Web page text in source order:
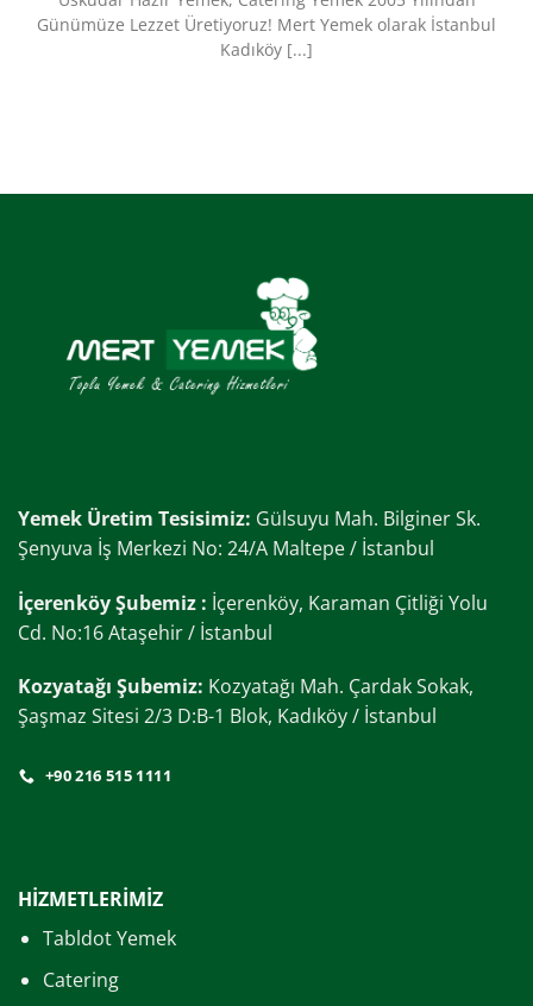
Günümüze Lezzet Üretiyoruz!​ Mert Yemek olarak İstanbul
Kadıköy [...]
Yemek Üretim Tesisimiz: Gülsuyu Mah. Bilginer Sk.
Şenyuva İş Merkezi No: 24/A Maltepe / İstanbul
İçerenköy Şubemiz : İçerenköy, Karaman Çitliği Yolu
Cd. No:16 Ataşehir / İstanbul
Kozyatağı Şubemiz: Kozyatağı Mah. Çardak Sokak,
Şaşmaz Sitesi 2/3 D:B-1 Blok, Kadıköy / İstanbul
+90 216 515 1111
HİZMETLERİMİZ
Tabldot Yemek
Catering